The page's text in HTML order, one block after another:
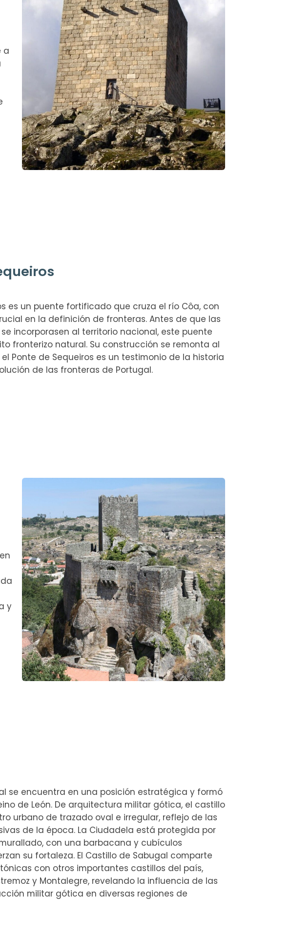
a
es un puente fortificado que cruza el río Côa, con
en la definición de fronteras. Antes de que las
se incorporasen al territorio nacional, este puente
fronterizo natural. Su construcción se remonta al
el Ponte de Sequeiros es un testimonio de la historia
de las fronteras de Portugal.
y
se encuentra en una posición estratégica y formó
de León. De arquitectura militar gótica, el castillo
urbano de trazado oval e irregular, reflejo de las
de la época. La Ciudadela está protegida por
con una barbacana y cubículos
su fortaleza. El Castillo de Sabugal comparte
con otros importantes castillos del país,
y Montalegre, revelando la influencia de las
militar gótica en diversas regiones de